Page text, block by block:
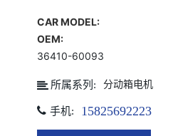
CAR MODEL:
OEM:
36410-60093
所属系列: 分动箱电机
手机: 15825692223